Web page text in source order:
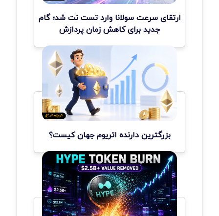
ارتقای سرعت سولانا وارد تست نت شد؛ گام
جدید برای کاهش زمان پردازش
بزرگترین دارنده اتریوم جهان کیست؟